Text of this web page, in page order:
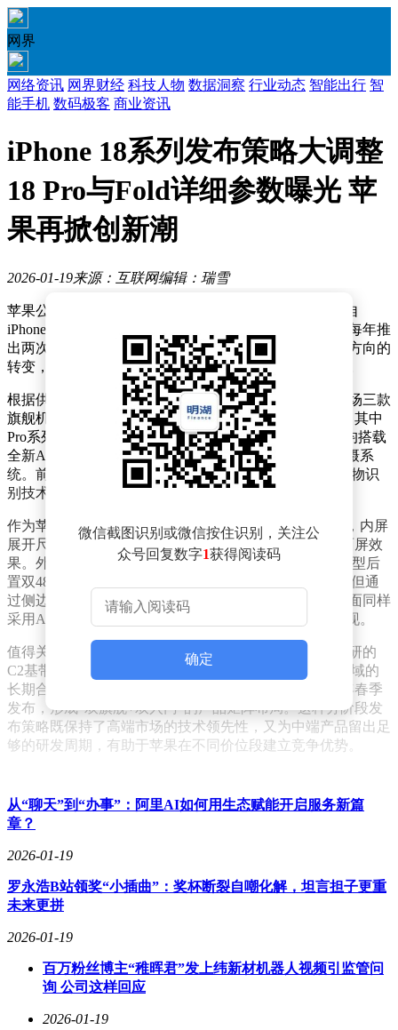
网界
网络资讯 网界财经 科技人物 数据洞察 行业动态 智能出行 智
能手机 数码极客 商业资讯
iPhone 18系列发布策略大调整
18 Pro与Fold详细参数曝光 苹
果再掀创新潮
2026-01-19来源：互联网编辑：瑞雪
苹果公司即将对iPhone产品线发布策略进行重大调整，自
iPhone 18系列起将打破秋季单一发布周期的传统，改为每年推
出两次新品。这一变革标志着苹果在智能手机市场战略方向的
转变，旨在通过更灵活的产品节奏应对激烈的市场竞争。
根据供应链分析师披露的路线图，2026年秋季将率先登场三款
旗舰机型：iPhone 18 Pro系列和首款折叠屏iPhone Fold。其中
Pro系列包含6.3英寸标准版和6.9英寸Max版，两款机型均搭载
全新A20 Pro芯片，配备12GB运行内存和4800万像素三摄系
统。前置摄像头升级至1800万像素，继续沿用Face ID生物识
别技术，在影像性能和安全验证方面实现双重提升。
作为苹果首款折叠设备，iPhone Fold采用内外双屏设计，内屏
展开尺寸达7.8英寸，运用UDC屏下摄像头技术实现全面屏效
果。外屏尺寸为5.3英寸，配备单挖孔前置摄像头。该机型后
置双4800万像素摄像头组合，虽然取消了Face ID模块，但通
过侧边指纹识别提供了新的生物验证方案。核心配置方面同样
采用A20 Pro芯片与12GB内存组合，确保旗舰级性能表现。
值得关注的是，这三款高端机型将首次全面搭载苹果自研的
C2基带芯片，标志着苹果正式结束与高通在通信模块领域的
长期合作。基础款iPhone 18和iPhone 18e则计划于2027年春季
发布，形成"双旗舰+双入门"的产品矩阵布局。这种分阶段发
布策略既保持了高端市场的技术领先性，又为中端产品留出足
够的研发周期，有助于苹果在不同价位段建立竞争优势。
微信截图识别或微信按住识别，关注公
众号回复数字1获得阅读码
确定
从“聊天”到“办事”：阿里AI如何用生态赋能开启服务新篇
章？
2026-01-19
罗永浩B站领奖“小插曲”：奖杯断裂自嘲化解，坦言担子更重
未来更拼
2026-01-19
百万粉丝博主“稚晖君”发上纬新材机器人视频引监管问
询 公司这样回应
2026-01-19